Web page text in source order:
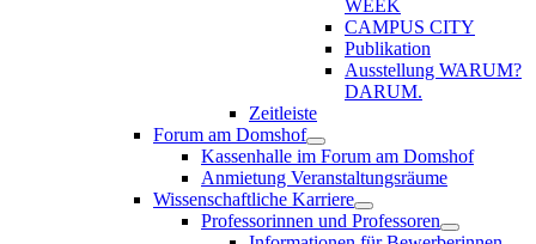
WEEK
CAMPUS CITY
Publikation
Ausstellung WARUM?
DARUM.
Zeitleiste
Forum am Domshof
Kassenhalle im Forum am Domshof
Anmietung Veranstaltungsräume
Wissenschaftliche Karriere
Professorinnen und Professoren